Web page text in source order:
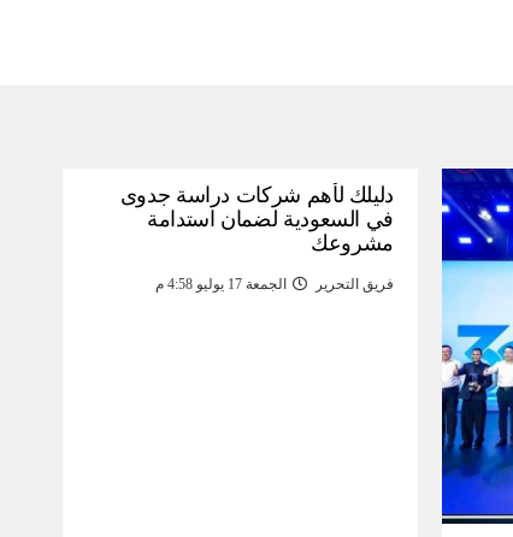
دليلك لأهم شركات دراسة جدوى
في السعودية لضمان استدامة
مشروعك
فريق التحرير الجمعة 17 يوليو 4:58 م